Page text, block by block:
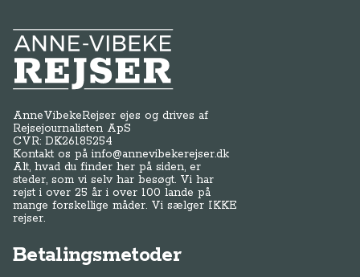
Anne-Vibeke Rejser
AnneVibekeRejser ejes og drives af
Rejsejournalisten ApS
CVR: DK26185254
Kontakt os påinfo@annevibekerejser.dk
Alt, hvad du finder her på siden, er
steder, som vi selv har besøgt. Vi har
rejst i over 25 år i over 100 lande på
mange forskellige måder. Vi sælger IKKE
rejser.
Betalingsmetoder